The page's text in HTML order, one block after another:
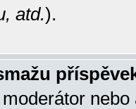
atd.).